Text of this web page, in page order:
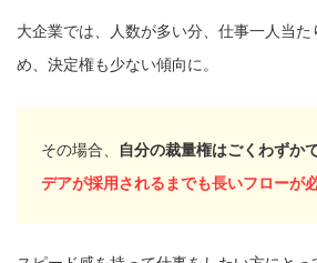
大企業では、人数が多い分、仕事一人当
め、決定権も少ない傾向に。
その場合、 自分の裁量権はごくわずか
デアが採用されるまでも長いフローが